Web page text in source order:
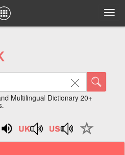
Multilingual Dictionary 20+